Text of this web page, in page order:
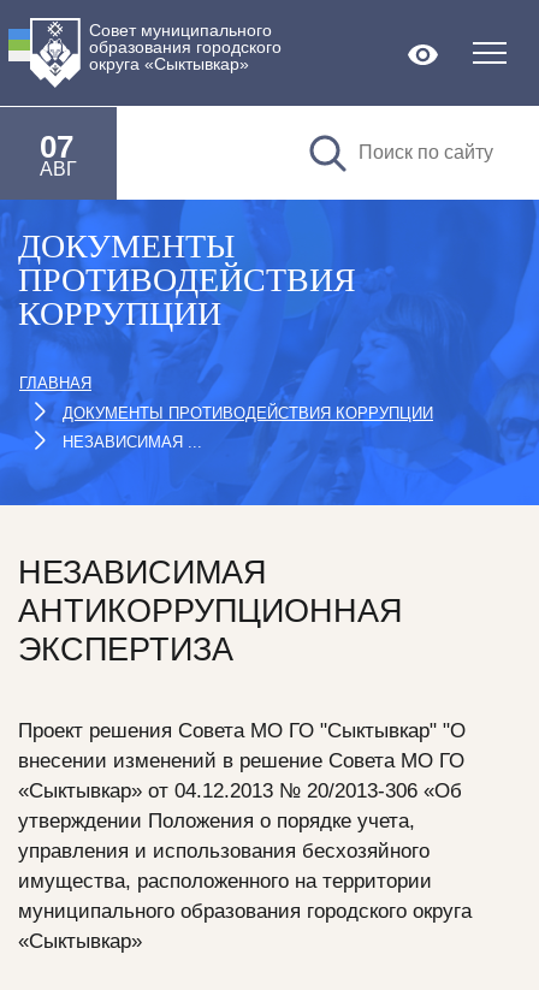
Совет муниципального
образования городского
округа «Сыктывкар»
07
АВГ
Версия
ДОКУМЕНТЫ
ПРОТИВОДЕЙСТВИЯ
КОРРУПЦИИ
ГЛАВНАЯ
ДОКУМЕНТЫ ПРОТИВОДЕЙСТВИЯ КОРРУПЦИИ
НЕЗАВИСИМАЯ ...
НЕЗАВИСИМАЯ
АНТИКОРРУПЦИОННАЯ
ЭКСПЕРТИЗА
Проект решения Совета МО ГО "Сыктывкар" "О
внесении изменений в решение Совета МО ГО
«Сыктывкар» от 04.12.2013 № 20/2013-306 «Об
утверждении Положения о порядке учета,
управления и использования бесхозяйного
имущества, расположенного на территории
муниципального образования городского округа
«Сыктывкар»